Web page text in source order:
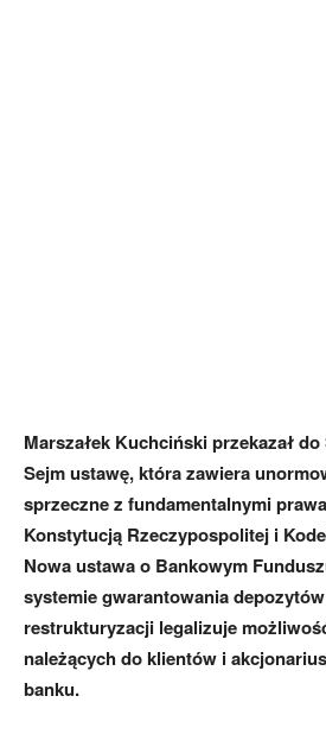
Marszałek Kuchciński przekazał
Sejm ustawę, która zawiera
sprzeczne z fundamentalnymi
Konstytucją Rzeczypospolitej i
Nowa ustawa o Bankowym
systemie gwarantowania
restrukturyzacji legalizuje
należących do klientów i
banku.